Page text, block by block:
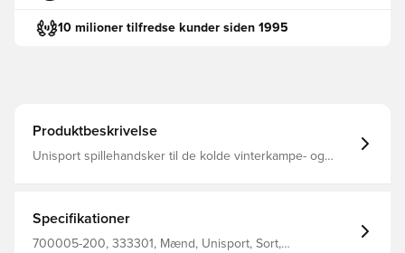
10 milioner tilfredse kunder siden 1995
Produktbeskrivelse
Unisport spillehandsker til de kolde vinterkampe- og
gør at du sikkert og effektivt kan ses i mørket Designet
med stilfuldt Unisport-logo på ydersiden Fremstillet i 85%
polyester og 15% elastan.
Specifikationer
700005-200, 333301, Mænd, Unisport, Sort,